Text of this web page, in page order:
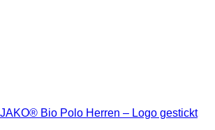
JAKO® Bio Polo Herren – Logo gestickt